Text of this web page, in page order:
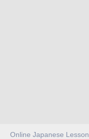
Online Japanese Lesson